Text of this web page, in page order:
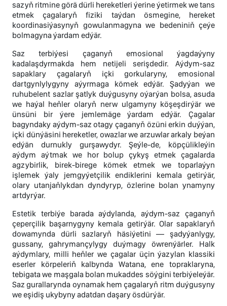
sazyň ritmine görä dürli hereketleri ýerine ýetirmek we tans
etmek çagalaryň fiziki taýdan ösmegine, hereket
koordinasiýasynyň gowulanmagyna we bedeniniň çeýe
bolmagyna ýardam edýär.
Saz terbiýesi çaganyň emosional ýagdaýyny
kadalaşdyrmakda hem netijeli serişdedir. Aýdym-saz
sapaklary çagalaryň içki gorkularyny, emosional
dartgynlylygyny aýyrmaga kömek edýär. Şadyýan we
ruhubelent sazlar şatlyk duýgusyny oýarýan bolsa, asuda
we haýal heňler olaryň nerw ulgamyny köşeşdirýär we
ünsüni bir ýere jemlemäge ýardam edýär. Çagalar
bagyndaky aýdym-saz otagy çaganyň özüni erkin duýýan,
içki dünýäsini hereketler, owazlar we arzuwlar arkaly beýan
edýän durnukly gurşawydyr. Şeýle-de, köpçülikleýin
aýdym aýtmak we hor bolup çykyş etmek çagalarda
agzybirlik, birek-birege kömek etmek we toparlaýyn
işlemek ýaly jemgyýetçilik endiklerini kemala getirýär,
olary utanjaňlykdan dyndyryp, özlerine bolan ynamyny
artdyrýar.
Estetik terbiýe barada aýdylanda, aýdym-saz çaganyň
çeperçilik başarnygyny kemala getirýär. Olar sapaklaryň
dowamynda dürli sazlaryň häsiýetini — şadyýanlygy,
gussany, gahrymançylygy duýmagy öwrenýärler. Halk
aýdymlary, milli heňler we çagalar üçin ýazylan klassiki
eserler körpeleriň kalbynda Watana, ene topraklaryna,
tebigata we maşgala bolan mukaddes söýgini terbiýeleýär.
Saz gurallarynda oynamak hem çagalaryň ritm duýgusyny
we eşidiş ukybyny adatdan daşary ösdürýär.